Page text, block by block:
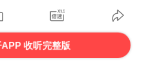
收听完整版